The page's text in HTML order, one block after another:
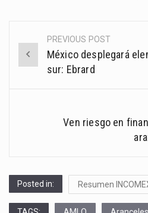
Post
navigation
PREVIOUS POST
México desplegará
sur: Ebrard
Ven riesgo en
Posted in: Resumen